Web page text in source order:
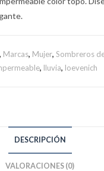
, Marcas, Mujer,Sombreros
, lluvia, loevenich
DESCRIPCIÓN
VALORACIONES (0)